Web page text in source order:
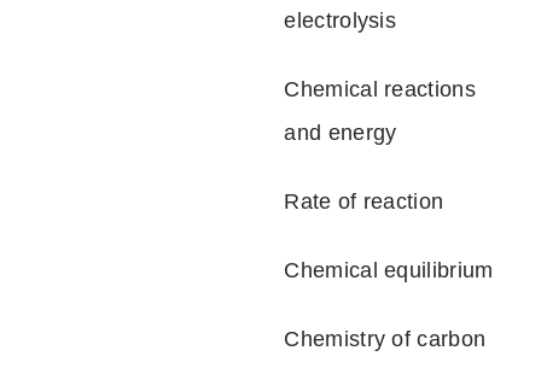
electrolysis
Chemical reactions
and energy
Rate of reaction
Chemical equilibrium
Chemistry of carbon